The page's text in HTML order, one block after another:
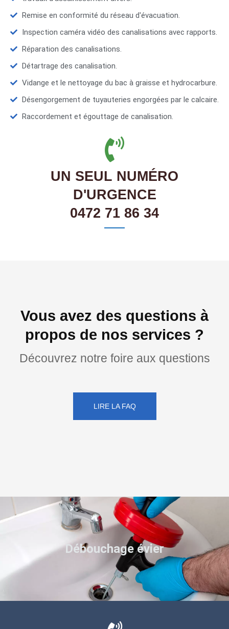
Remise en conformité du réseau d'évacuation.
Inspection caméra vidéo des canalisations avec rapports.
Réparation des canalisations.
Détartrage des canalisation.
Vidange et le nettoyage du bac à graisse et hydrocarbure.
Désengorgement de tuyauteries engorgées par le calcaire.
Raccordement et égouttage de canalisation.
UN SEUL NUMÉRO
D'URGENCE
0472 71 86 34
Vous avez des questions à
propos de nos services ?
Découvrez notre foire aux questions
LIRE LA FAQ
Débouchage évier